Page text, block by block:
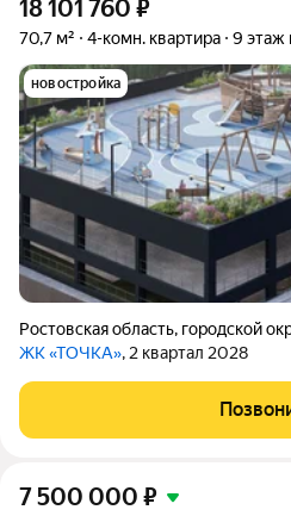
18 101 760 ₽
70,7 м² 4-комн. квартира 9 этаж
новостройка
Ростовская область, городской
ЖК «ТОЧКА», 2 квартал 2028
7 500 000 ₽